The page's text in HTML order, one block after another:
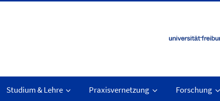
Studium & Lehre Praxisvernetzung Forschung